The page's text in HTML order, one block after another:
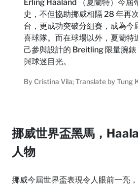
Erling Haaland （夏蘭特）今屆
史，不但協助挪威相隔 28 年再
台，更成功突破分組賽，成為今
喜球隊。而在球場以外，夏蘭特
己參與設計的 Breitling 限量腕
與球迷目光。
By Cristina Vila; Translate by Tung
挪威世界盃黑馬，
人物
挪威今屆世界盃表現令人眼前一亮